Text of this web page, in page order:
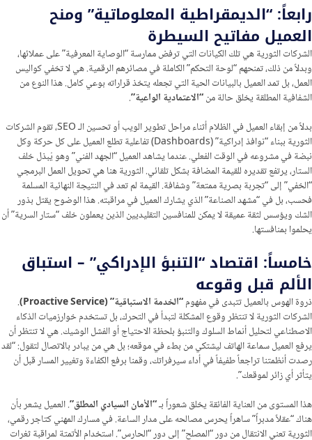
رابعاً: “الديمقراطية المعلوماتية” ومنح
العميل مفاتيح السيطرة
الشركات الثورية هي تلك الكيانات التي ترفض ممارسة “الوصاية المعرفية” على عملائها،
وبدلاً من ذلك، تمنحهم “لوحة التحكم” الكاملة في مصائرهم الرقمية. هي لا تخفي كواليس
العمل، بل تمد العميل بالبيانات الحية التي تجعله يتخذ قراراته بوعي كامل. هذا النوع من
الشفافية المطلقة يخلق حالة من“الاعتمادية الواعية”.
بدلاً من إبقاء العميل في الظلام أثناء مراحل تطوير الويب أو تحسين الـ SEO، تقوم الشركات
الثورية ببناء “نوافذ إدراكية” (Dashboards) تفاعلية تطلع العميل على كل حركة وكل
نبضة في مشروعه في الوقت الفعلي. عندما يشاهد العميل “الجهد الفني” وهو يُبذل خلف
الستار، يرتفع تقديره للقيمة المضافة بشكل تلقائي. الثورية هنا هي تحويل العمل البرمجي
“الخفي” إلى “تجربة بصرية ممتعة” وشفافة. القيمة لم تعد في النتيجة النهائية المسلمة
فحسب، بل في “مشهد الصناعة” الذي يشارك العميل في مراقبته. هذا الوضوح يقتل بذور
الشك ويؤسس لثقة عميقة لا يمكن للمنافسين التقليديين الذين يعملون خلف “ستار السرية” أن
يحلموا بمنافستها.
خامساً: اقتصاد “التنبؤ الإدراكي” – استباق
الألم قبل وقوعه
ذروة الهوس بالعميل تتبدى في مفهوم“الخدمة الاستباقية” (Proactive Service)
.
الشركات الثورية لا تنتظر وقوع المشكلة لتبدأ في التحرك، بل تستخدم خوارزميات الذكاء
الاصطناعي لتحليل أنماط السلوك والتنبؤ بلحظة الاحتياج أو الفشل الوشيك. هي لا تنتظر أن
يرفع العميل سماعة الهاتف ليشتكي من بطء في موقعه؛ بل هي من يبادر بالاتصال لتقول: “لقد
رصدت أنظمتنا تراجعاً طفيفاً في أداء سيرفراتك، وقمنا برفع الكفاءة وتغيير المسار قبل أن
يتأثر أي زائر لموقعك”.
هذا المستوى من العناية الفائقة يخلق شعوراً بـ“الأمان السيادي المطلق”. العميل يشعر بأن
هناك “عقلاً مدبراً” ساهراً يحرس مصالحه على مدار الساعة. في مسارك المهني كتاجر رقمي،
الثورية تعني الانتقال من دور “المصلح” إلى دور “الحارس”. استخدام الأتمتة لمراقبة ثغرات